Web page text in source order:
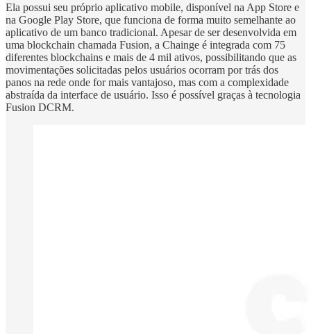
Ela possui seu próprio aplicativo mobile, disponível na App Store e
na Google Play Store, que funciona de forma muito semelhante ao
aplicativo de um banco tradicional. Apesar de ser desenvolvida em
uma blockchain chamada Fusion, a Chainge é integrada com 75
diferentes blockchains e mais de 4 mil ativos, possibilitando que as
movimentações solicitadas pelos usuários ocorram por trás dos
panos na rede onde for mais vantajoso, mas com a complexidade
abstraída da interface de usuário. Isso é possível graças à tecnologia
Fusion DCRM.